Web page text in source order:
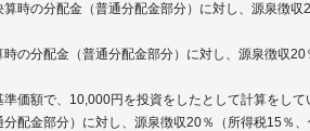
時の分配金（普通分配金部分）に対し、源泉徴
の分配金（普通分配金部分）に対し、源泉徴収
価額で、10,000円を投資をしたとして計算をし
配金部分）に対し、源泉徴収20％（所得税15％